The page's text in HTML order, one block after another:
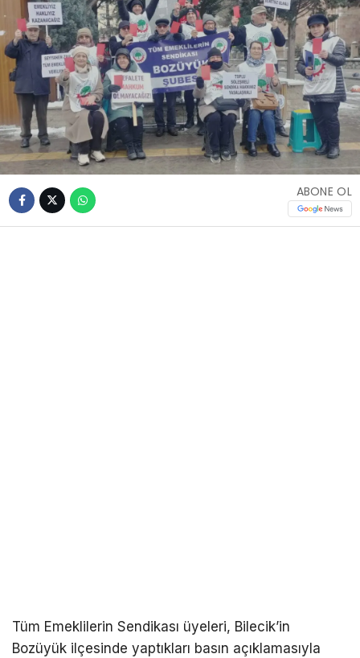
ABONE OL
Tüm Emeklilerin Sendikası üyeleri, Bilecik’in
Bozüyük ilçesinde yaptıkları basın açıklamasıyla